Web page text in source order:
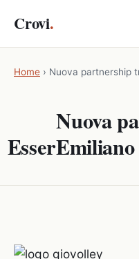
Crovi.
Home › Nuova partnership
Nuova